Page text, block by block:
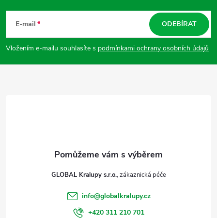
p
a
E-mail
Vložením e-mailu souhlasíte s podmínkami ochrany osobních údajů
ODEBÍRAT
GLOBAL Kralupy s.r.o.
info@globalkralupy.cz
+420 311 210 701